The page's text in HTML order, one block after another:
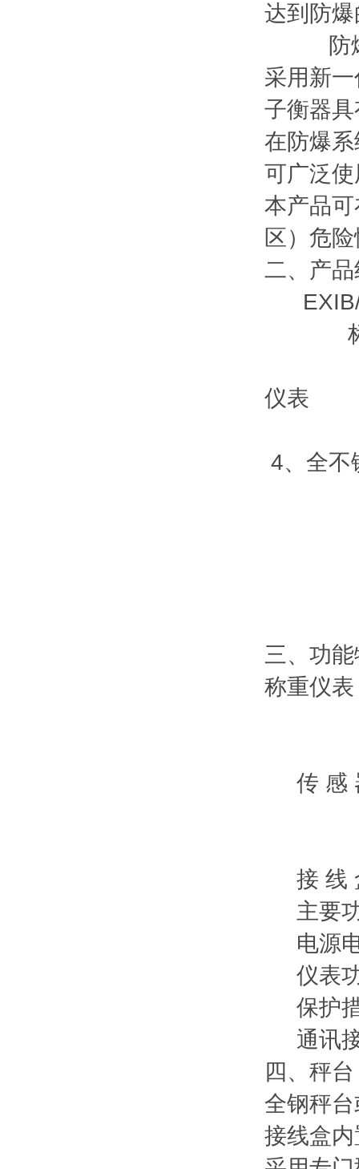
达到防
防爆型
采用新
子衡器
在防爆
可广泛
本产品
区）危
二、产
EXIB/
标准
仪表
4、全不
三、功
称重仪
传 感
接 线
主要功
电源电
仪表功
保护措
通讯接
四、秤台
全钢秤
接线盒